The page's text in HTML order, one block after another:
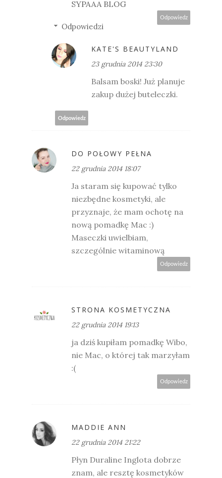
SYPAAA BLOG
Odpowiedz
Odpowiedzi
KATE'S BEAUTYLAND
23 grudnia 2014 23:30
Balsam boski! Już planuje
zakup dużej buteleczki.
Odpowiedz
DO POŁOWY PEŁNA
22 grudnia 2014 18:07
Ja staram się kupować tylko
niezbędne kosmetyki, ale
przyznaje, że mam ochotę na
nową pomadkę Mac :)
Maseczki uwielbiam,
szczególnie witaminową
Odpowiedz
STRONA KOSMETYCZNA
22 grudnia 2014 19:13
ja dziś kupiłam pomadkę Wibo,
nie Mac, o której tak marzyłam
:(
Odpowiedz
MADDIE ANN
22 grudnia 2014 21:22
Płyn Duraline Inglota dobrze
znam, ale resztę kosmetyków